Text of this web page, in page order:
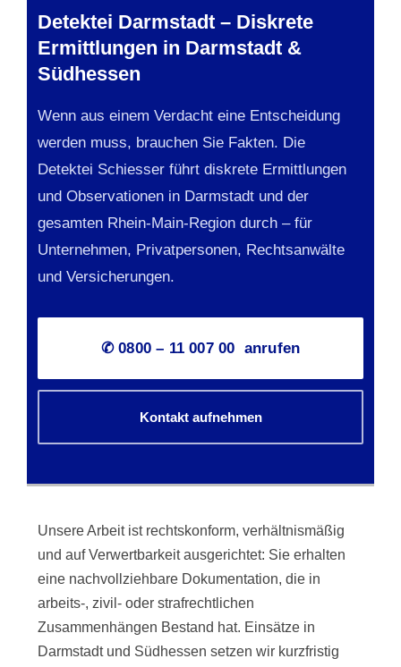
Detektei Darmstadt – Diskrete
Ermittlungen in Darmstadt &
Südhessen
Wenn aus einem Verdacht eine Entscheidung
werden muss, brauchen Sie Fakten. Die
Detektei Schiesser führt diskrete Ermittlungen
und Observationen in Darmstadt und der
gesamten Rhein-Main-Region durch – für
Unternehmen, Privatpersonen, Rechtsanwälte
und Versicherungen.
✆ 0800 – 11 007 00 anrufen
Kontakt aufnehmen
Unsere Arbeit ist rechtskonform, verhältnismäßig
und auf Verwertbarkeit ausgerichtet: Sie erhalten
eine nachvollziehbare Dokumentation, die in
arbeits-, zivil- oder strafrechtlichen
Zusammenhängen Bestand hat. Einsätze in
Darmstadt und Südhessen setzen wir kurzfristig